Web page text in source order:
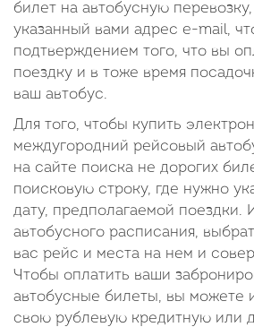
билет на автобусную
указанный вами адрес e-mail,
подтверждением того, что вы
поездку и в тоже время
ваш автобус.
Для того, чтобы купить
междугородний рейсовый
на сайте поиска не дорогих
поисковую строку, где нужно
дату, предполагаемой поездки.
автобусного расписания,
вас рейс и места на нем и
Чтобы оплатить ваши
автобусные билеты, вы можете
свою рублевую кредитную или